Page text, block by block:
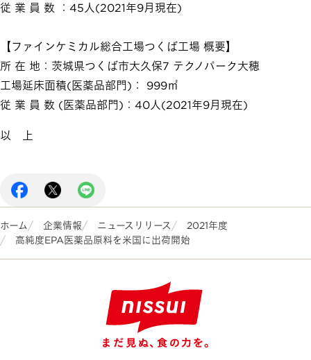
従 業 員 数 ：45人(2021年9月現在)
【ファインケミカル総合工場つくば工場 概要】
所 在 地：茨城県つくば市大久保7 テクノパーク大穂
工場延床面積(医薬品部門)： 999㎡
従 業 員 数 (医薬品部門)：40人(2021年9月現在)
以 上
ホーム 企業情報 ニュースリリース
2021年度
高純度EPA医薬品原料を米国に出荷開始